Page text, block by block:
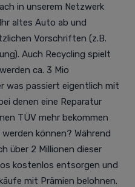
in unserem Netzwerk
altes Auto ab und
Vorschriften (z.B.
Auch Recycling spielt
ca. 3 Mio
was passiert eigentlich mit
denen eine Reparatur
TÜV mehr bekommen
können? Während
über 2 Millionen dieser
kostenlos entsorgen und
mit Prämien belohnen.